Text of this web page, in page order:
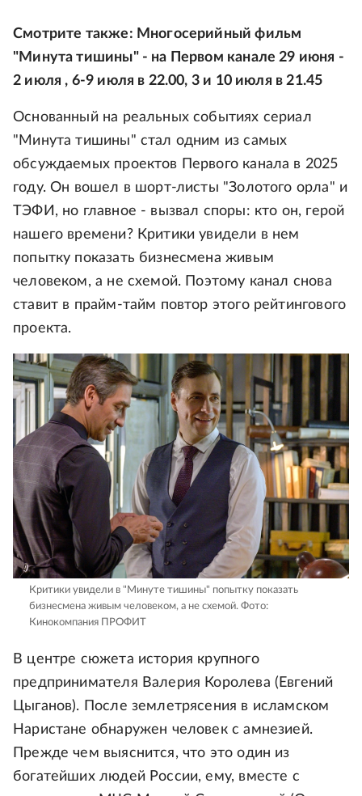
Смотрите также: Многосерийный фильм
"Минута тишины" - на Первом канале 29 июня -
2 июля , 6-9 июля в 22.00, 3 и 10 июля в 21.45
Основанный на реальных событиях сериал
"Минута тишины" стал одним из самых
обсуждаемых проектов Первого канала в 2025
году. Он вошел в шорт-листы "Золотого орла" и
ТЭФИ, но главное - вызвал споры: кто он, герой
нашего времени? Критики увидели в нем
попытку показать бизнесмена живым
человеком, а не схемой. Поэтому канал снова
ставит в прайм-тайм повтор этого рейтингового
проекта.
Критики увидели в "Минуте тишины" попытку показать
бизнесмена живым человеком, а не схемой. Фото:
Кинокомпания ПРОФИТ
В центре сюжета история крупного
предпринимателя Валерия Королева (Евгений
Цыганов). После землетрясения в исламском
Наристане обнаружен человек с амнезией.
Прежде чем выяснится, что это один из
богатейших людей России, ему, вместе с